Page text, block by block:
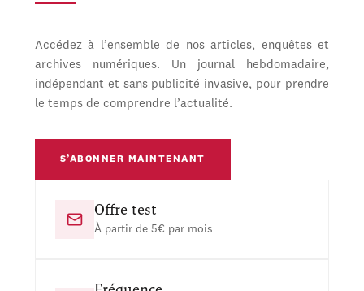
Accédez à l’ensemble de nos articles, enquêtes et
archives numériques. Un journal hebdomadaire,
indépendant et sans publicité invasive, pour prendre
le temps de comprendre l’actualité.
S’ABONNER MAINTENANT
Offre test
À partir de 5€ par mois